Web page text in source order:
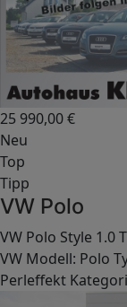
25 990,00€
Neu
Top
Tipp
VW Polo
VW Polo Style 1.0
VW Modell: Polo
Perleffekt